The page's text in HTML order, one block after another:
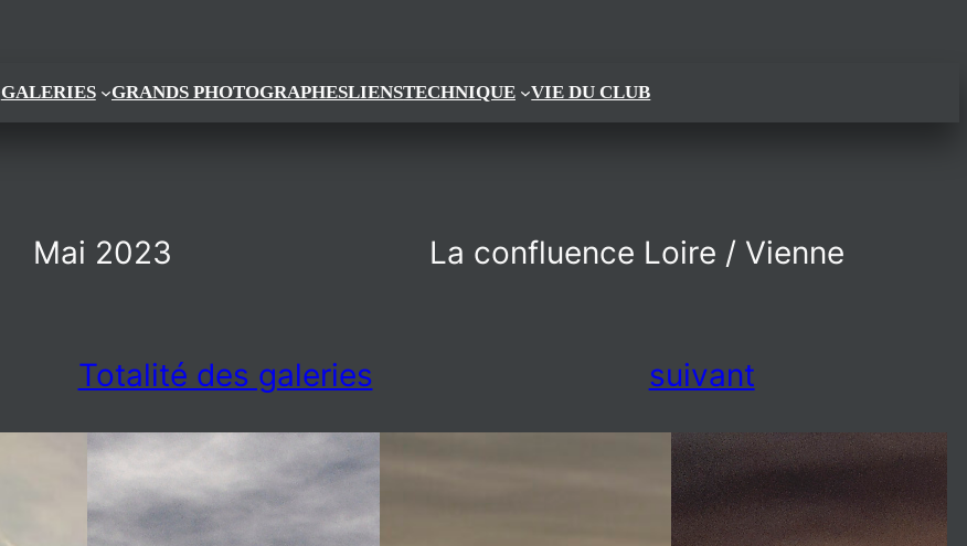
GALERIES GRANDS PHOTOGRAPHESLIENSTECHNIQUE VIE DU CLUB
Mai 2023 La confluence Loire / Vienne
Totalité des galeries suivant